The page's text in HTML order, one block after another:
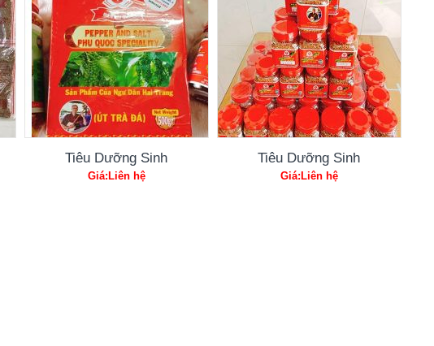
Tiêu Dưỡng Sinh
Giá:Liên hệ
Tiêu Dưỡng Sinh
Giá:Liên hệ